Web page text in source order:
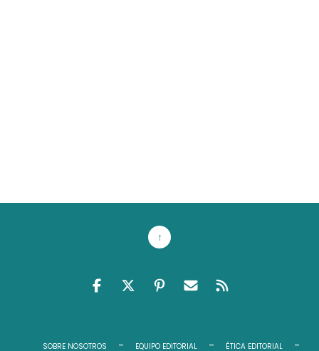
↑
SOBRE NOSOTROS EQUIPO EDITORIAL ÉTICA EDITORIAL